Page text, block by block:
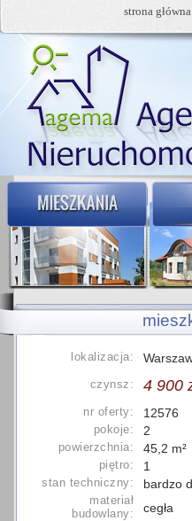
strona główna
lokalizacja:
czynsz: 4 900
nr oferty: 12576
pokoje: 2
powierzchnia: 45,2 m²
piętro: 1
stan techniczny: bardzo
materiał
budowlany:
cegła